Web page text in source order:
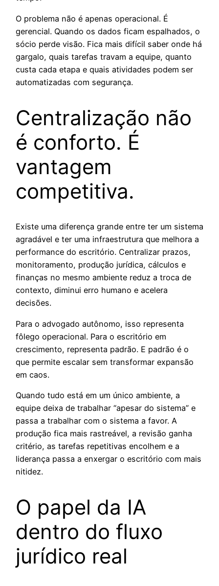
O problema não é apenas operacional. É
gerencial. Quando os dados ficam espalhados, o
sócio perde visão. Fica mais difícil saber onde há
gargalo, quais tarefas travam a equipe, quanto
custa cada etapa e quais atividades podem ser
automatizadas com segurança.
Centralização não
é conforto. É
vantagem
competitiva.
Existe uma diferença grande entre ter um sistema
agradável e ter uma infraestrutura que melhora a
performance do escritório. Centralizar prazos,
monitoramento, produção jurídica, cálculos e
finanças no mesmo ambiente reduz a troca de
contexto, diminui erro humano e acelera
decisões.
Para o advogado autônomo, isso representa
fôlego operacional. Para o escritório em
crescimento, representa padrão. E padrão é o
que permite escalar sem transformar expansão
em caos.
Quando tudo está em um único ambiente, a
equipe deixa de trabalhar “apesar do sistema” e
passa a trabalhar com o sistema a favor. A
produção fica mais rastreável, a revisão ganha
critério, as tarefas repetitivas encolhem e a
liderança passa a enxergar o escritório com mais
nitidez.
O papel da IA
dentro do fluxo
jurídico real